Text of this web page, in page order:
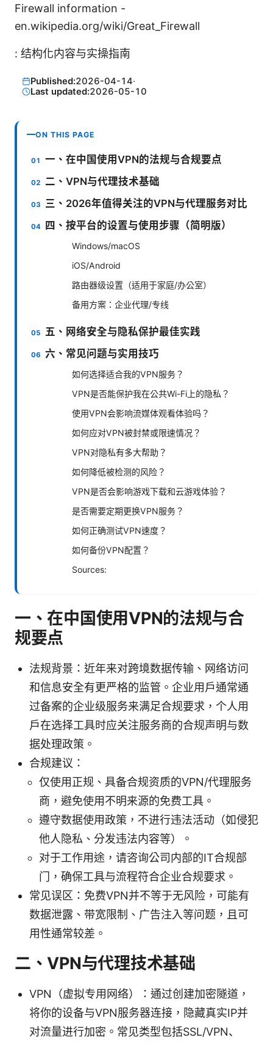
Firewall information -
en.wikipedia.org/wiki/Great_Firewall
: 结构化内容与实操指南
Published:2026-04-14·
Last updated:2026-05-10
ON THIS PAGE
一、在中国使用VPN的法规与合规要点
二、VPN与代理技术基础
三、2026年值得关注的VPN与代理服务对比
四、按平台的设置与使用步骤（简明版）
Windows/macOS
iOS/Android
路由器级设置（适用于家庭/办公室）
备用方案：企业代理/专线
五、网络安全与隐私保护最佳实践
六、常见问题与实用技巧
如何选择适合我的VPN服务？
VPN是否能保护我在公共Wi-Fi上的隐私？
使用VPN会影响流媒体观看体验吗？
如何应对VPN被封禁或限速情况？
VPN对隐私有多大帮助？
如何降低被检测的风险？
VPN是否会影响游戏下载和云游戏体验？
是否需要定期更换VPN服务？
如何正确测试VPN速度？
如何备份VPN配置？
Sources:
一、在中国使用VPN的法规与合
规要点
法规背景：近年来对跨境数据传输、网络访问
和信息安全有更严格的监管。企业用户通常通
过备案的企业级服务来满足合规要求，个人用
户在选择工具时应关注服务商的合规声明与数
据处理政策。
合规建议：
仅使用正规、具备合规资质的VPN/代理服务
商，避免使用不明来源的免费工具。
遵守数据使用政策，不进行违法活动（如侵犯
他人隐私、分发违法内容等）。
对于工作用途，请咨询公司内部的IT合规部
门，确保工具与流程符合企业合规要求。
常见误区：免费VPN并不等于无风险，可能有
数据泄露、带宽限制、广告注入等问题，且可
用性通常较差。
二、VPN与代理技术基础
VPN（虚拟专用网络）：通过创建加密隧道，
将你的设备与VPN服务器连接，隐藏真实IP并
对流量进行加密。常见类型包括SSL/VPN、